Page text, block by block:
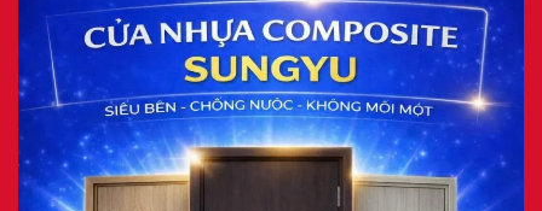
phường
Phú
Thuận
7/2026